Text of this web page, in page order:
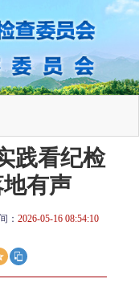
践看纪检
有声
： 2026-05-16 08:54:10